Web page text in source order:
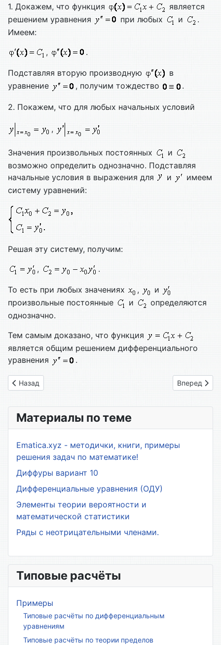
1. Докажем, что функция
является
решением уравнения
при любых и
.
Имеем:
,
.
Подставляя вторую производную
в
уравнение
, получим тождество .
2. Покажем, что для любых начальных условий
,
Значения произвольных постоянных
и
возможно определить однозначно. Подставляя
начальные условия в выражения для
и
имеем
систему уравнений:
Решая эту систему, получим:
,
.
То есть при любых значениях ,
и
произвольные постоянные
и
определяются
однозначно.
Тем самым доказано, что функция
является общим решением дифференциального
уравнения
.
Предыдущий: 1.1. Дифференциальные уравнения высших
Назад Следующий:
Вперед
Материалы по теме
Ematica.xyz - методички, книги, примеры
решения задач по математике!
Диффуры вариант 10
Дифференциальные уравнения (ОДУ)
Элементы теории вероятности и
математической статистики
Ряды с неотрицательными членами.
Типовые расчёты
Примеры
Типовые расчёты по дифференциальным
уравнениям
Типовые расчёты по теории пределов